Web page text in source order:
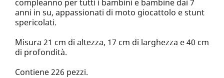
compleanno per tutti i bambini e bambine dai 7
anni in su, appassionati di moto giocattolo e stunt
spericolati.
Misura 21 cm di altezza, 17 cm di larghezza e 40 cm
di profondità.
Contiene 226 pezzi.